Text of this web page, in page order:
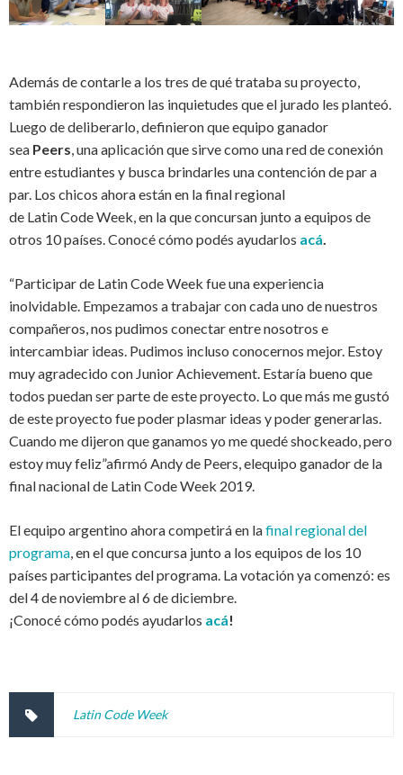
Además de contarle a los tres de qué trataba su proyecto,
también respondieron las inquietudes que el jurado les planteó.
Luego de deliberarlo, definieron que equipo ganador
sea Peers, una aplicación que sirve como una red de conexión
entre estudiantes y busca brindarles una contención de par a
par. Los chicos ahora están en la final regional
de LatinCodeWeek, en la que concursan junto a equipos de
otros 10 países.Conocécómo podés ayudarlos acá.
“Participar de LatinCodeWeek fue una experiencia
inolvidable. Empezamos a trabajar con cada uno de nuestros
compañeros, nos pudimos conectar entre nosotros e
intercambiar ideas. Pudimos incluso conocernos mejor. Estoy
muy agradecido con Junior Achievement. Estaría bueno que
todos puedan ser parte de este proyecto. Lo que más me gustó
de este proyecto fue poder plasmar ideas y poder generarlas.
Cuando me dijeron que ganamos yo me quedéshockeado, pero
estoy muyfeliz”afirmó Andy de Peers,elequipo ganador de la
final nacional de LatinCodeWeek 2019.
El equipo argentino ahora competirá en lafinal regional del
programa, en el que concursa junto a los equipos de los 10
países participantes del programa. La votación ya comenzó: es
del 4 de noviembre al 6 de diciembre.
¡Conocécómo podés ayudarlos acá!
Latin Code Week